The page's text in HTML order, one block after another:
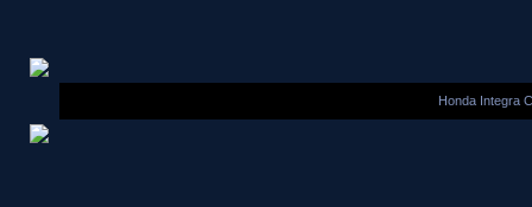
Honda Integra